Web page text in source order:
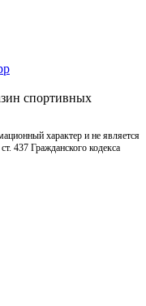
спортивных
характер и не является
437 Гражданского кодекса